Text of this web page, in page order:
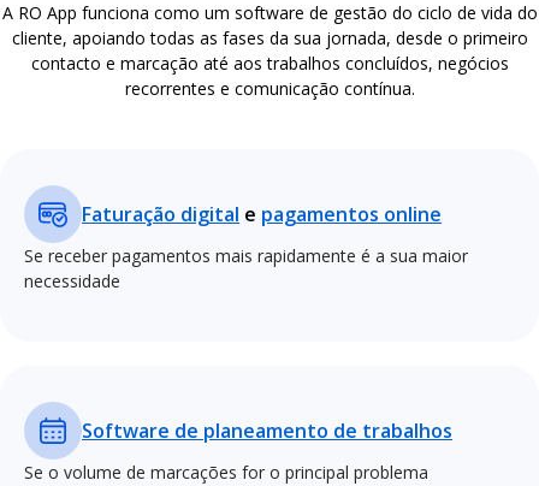
A RO App funciona como um software de gestão do ciclo de vida do
cliente, apoiando todas as fases da sua jornada, desde o primeiro
contacto e marcação até aos trabalhos concluídos, negócios
recorrentes e comunicação contínua.
Faturação digital e pagamentos online
Se receber pagamentos mais rapidamente é a sua maior
necessidade
Software de planeamento de trabalhos
Se o volume de marcações for o principal problema